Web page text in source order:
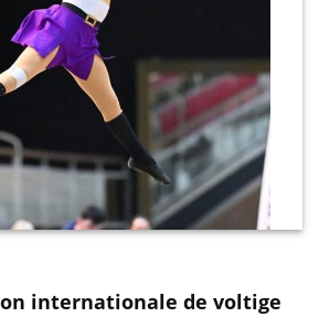
internationale de voltige